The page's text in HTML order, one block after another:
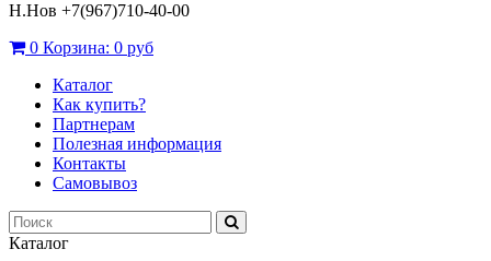
Н.Нов +7(967)710-40-00
0 Корзина: 0 руб
Каталог
Как купить?
Партнерам
Полезная информация
Контакты
Самовывоз
Каталог